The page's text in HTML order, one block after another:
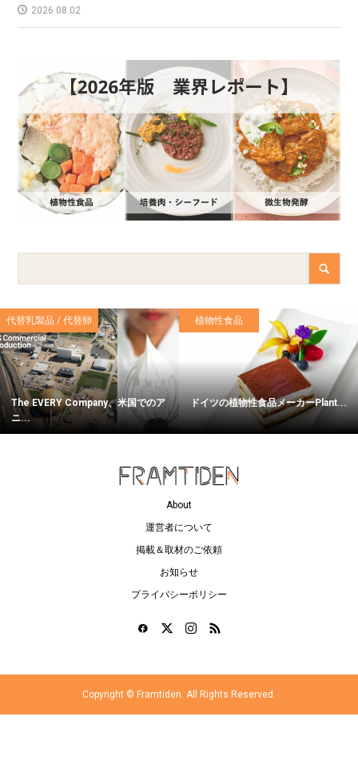
2026.08.02
代替乳製品 / 代替卵
The EVERY Company、米国でのア
ニ...
植物性食品
ドイツの植物性食品メーカーPlant...
About
運営者について
掲載＆取材のご依頼
お知らせ
プライバシーポリシー
Copyright © Framtiden. All Rights Reserved.